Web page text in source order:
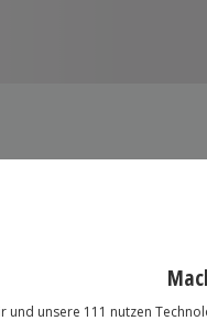
Kategorie
Feuerwerks